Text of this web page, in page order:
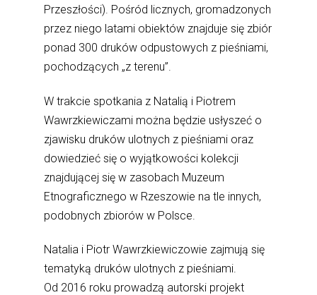
Przeszłości). Pośród licznych, gromadzonych
przez niego latami obiektów znajduje się zbiór
ponad 300 druków odpustowych z pieśniami,
pochodzących „z terenu”.
W trakcie spotkania z Natalią i Piotrem
Wawrzkiewiczami można będzie usłyszeć o
zjawisku druków ulotnych z pieśniami oraz
dowiedzieć się o wyjątkowości kolekcji
znajdującej się w zasobach Muzeum
Etnograficznego w Rzeszowie na tle innych,
podobnych zbiorów w Polsce.
Natalia i Piotr Wawrzkiewiczowie zajmują się
tematyką druków ulotnych z pieśniami.
Od 2016 roku prowadzą autorski projekt